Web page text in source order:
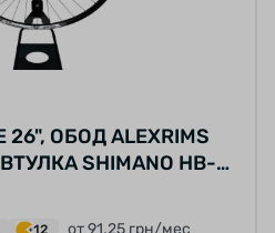
ОБОД ALEXRIMS
SHIMANO HB-
(CENTERLOCK)
(НЕРЖАВЕЙКА)
от 91.25 грн/мес